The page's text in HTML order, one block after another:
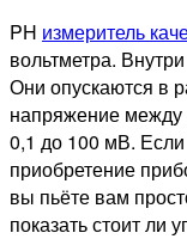
PH измеритель
вольтметра.
Они опускаются в
напряжение
0,1 до 100 мВ.
приобретение
вы пьёте вам
показать стоит ли